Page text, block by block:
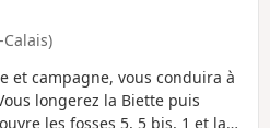
et campagne, vous conduira à
longerez la Biette puis
les fosses 5, 5 bis, 1 et la